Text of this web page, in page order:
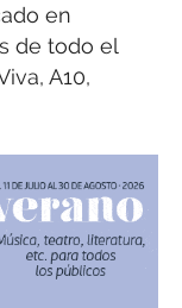
en
de todo el
A10,